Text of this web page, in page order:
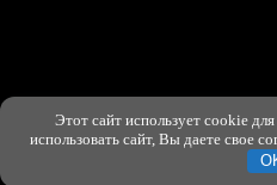
ХОРОШО
Этот сайт использует cookie
использовать сайт, Вы даете свое